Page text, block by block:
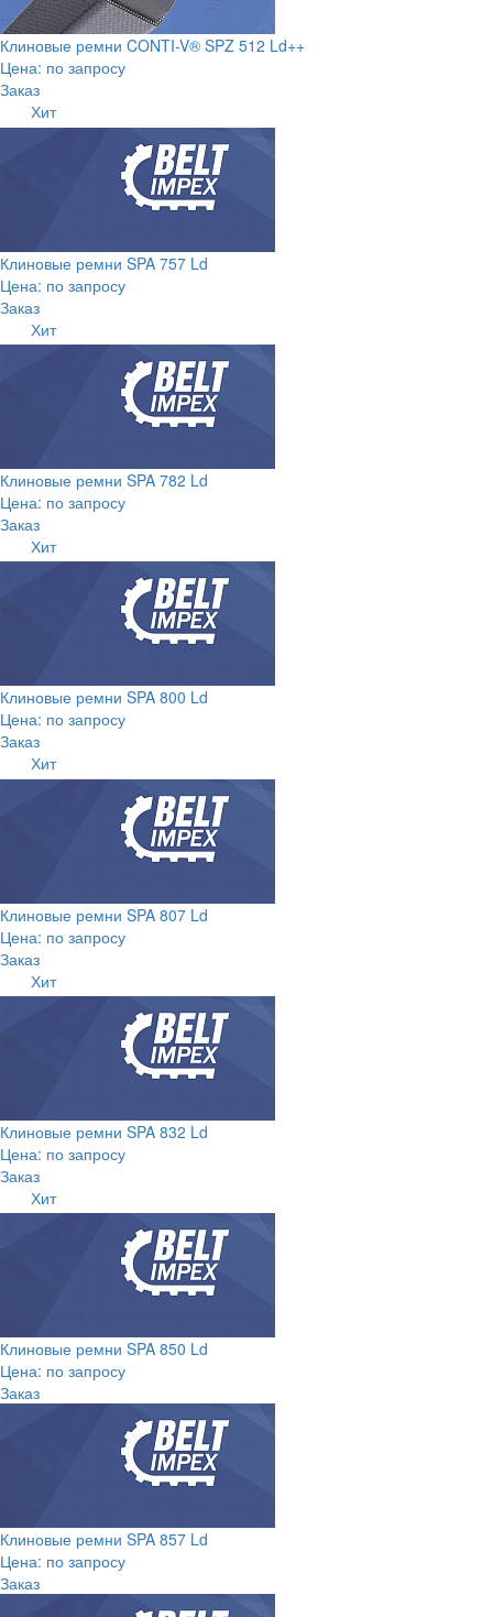
Клиновые ремни CONTI-V® SPZ 512 Ld++
Цена: по запросу
Заказ
Хит
Клиновые ремни SPA 757 Ld
Цена: по запросу
Заказ
Хит
Клиновые ремни SPA 782 Ld
Цена: по запросу
Заказ
Хит
Клиновые ремни SPA 800 Ld
Цена: по запросу
Заказ
Хит
Клиновые ремни SPA 807 Ld
Цена: по запросу
Заказ
Хит
Клиновые ремни SPA 832 Ld
Цена: по запросу
Заказ
Хит
Клиновые ремни SPA 850 Ld
Цена: по запросу
Заказ
Клиновые ремни SPA 857 Ld
Цена: по запросу
Заказ